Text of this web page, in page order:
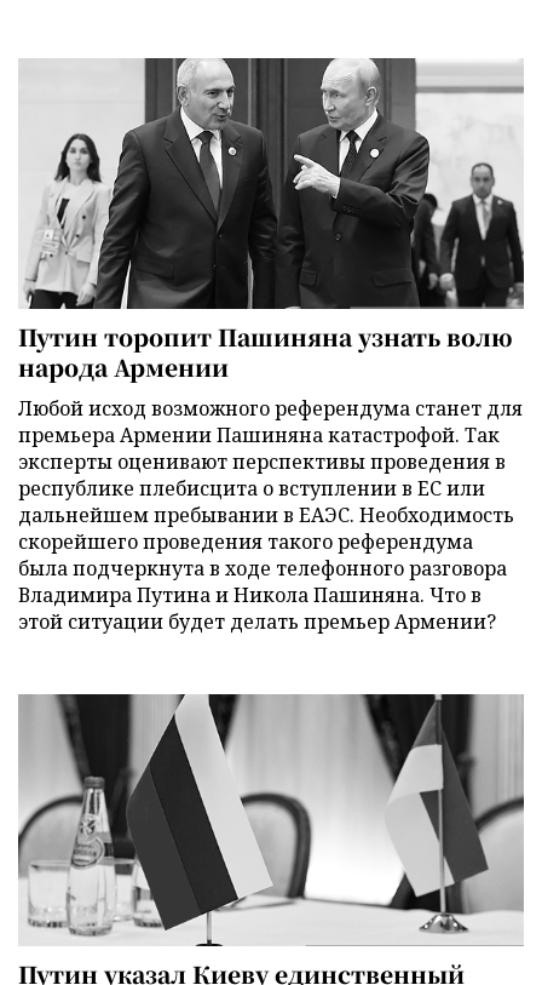
Путин торопит Пашиняна узнать волю
народа Армении
Любой исход возможного референдума станет для
премьера Армении Пашиняна катастрофой. Так
эксперты оценивают перспективы проведения в
республике плебисцита о вступлении в ЕС или
дальнейшем пребывании в ЕАЭС. Необходимость
скорейшего проведения такого референдума
была подчеркнута в ходе телефонного разговора
Владимира Путина и Никола Пашиняна. Что в
этой ситуации будет делать премьер Армении?
Путин указал Киеву единственный